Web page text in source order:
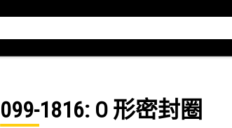
099-1816: O 形密封圈